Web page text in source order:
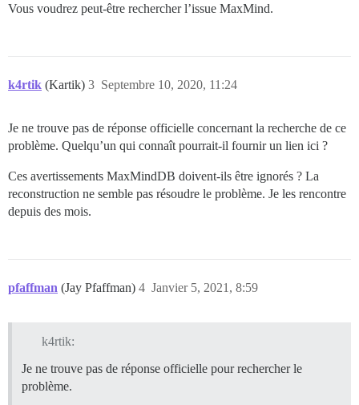
Vous voudrez peut-être rechercher l’issue MaxMind.
k4rtik (Kartik) Septembre 10, 2020, 11:24
3
Je ne trouve pas de réponse officielle concernant la recherche de ce
problème. Quelqu’un qui connaît pourrait-il fournir un lien ici ?
Ces avertissements MaxMindDB doivent-ils être ignorés ? La
reconstruction ne semble pas résoudre le problème. Je les rencontre
depuis des mois.
pfaffman (Jay Pfaffman) Janvier 5, 2021, 8:59
4
k4rtik:
Je ne trouve pas de réponse officielle pour rechercher le
problème.